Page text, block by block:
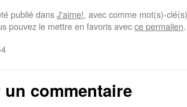
publié dansJ'aime!, avec comme mot(s)-
pouvez le mettre en favoris avecce permalien.
un commentaire